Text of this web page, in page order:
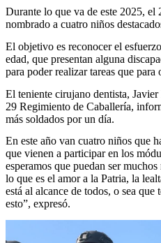
Durante lo que va de este 2025,
nombrado a cuatro niños
El objetivo es reconocer el
edad, que presentan alguna
para poder realizar tareas que para
El teniente cirujano dentista,
29 Regimiento de Caballería,
más soldados por un día.
En este año van cuatro niños que
que vienen a participar en los
esperamos que puedan ser
lo que es el amor a la Patria, la
está al alcance de todos, o sea
esto”, expresó.